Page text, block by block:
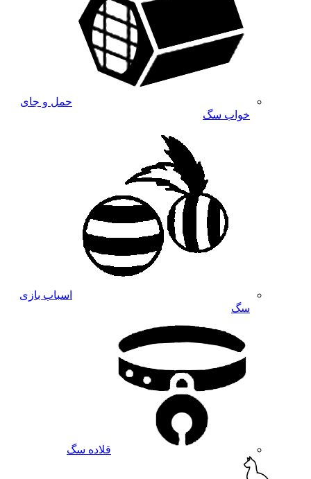
حمل و جای
خواب سگ
اسباب بازی
سگ
قلاده سگ